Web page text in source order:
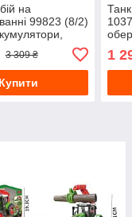
на
99823 (8/2)
3 309 ₴
Купити
1